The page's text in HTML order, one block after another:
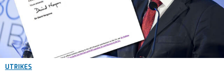
UTRIKES